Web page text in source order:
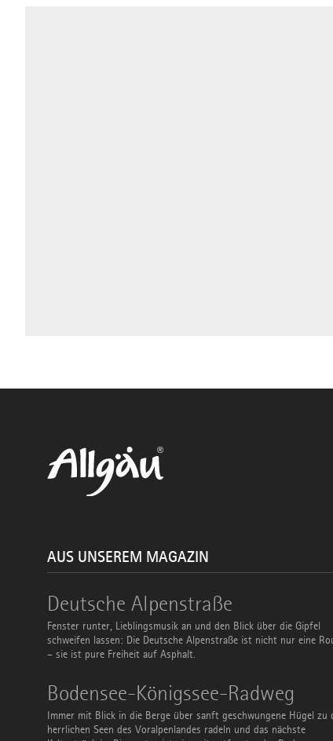
AUS UNSEREM MAGAZIN
Deutsche Alpenstraße
Fenster runter, Lieblingsmusik an und den Blick über die Gipfel
schweifen lassen: Die Deutsche Alpenstraße ist nicht nur eine
– sie ist pure Freiheit auf Asphalt.
Deutsche
Alpenstraße
Bodensee-Königssee-Radweg
Immer mit Blick in die Berge über sanft geschwungene Hügel zu
herrlichen Seen des Voralpenlandes radeln und das nächste
Bodensee-
Königssee-
Radweg